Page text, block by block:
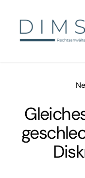
content